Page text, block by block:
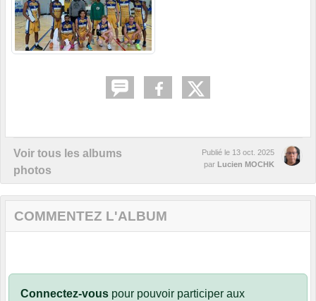
Voir tous les albums
photos
Publié le 13 oct. 2025
par Lucien MOCHK
COMMENTEZ L'ALBUM
Connectez-vous pour pouvoir participer aux